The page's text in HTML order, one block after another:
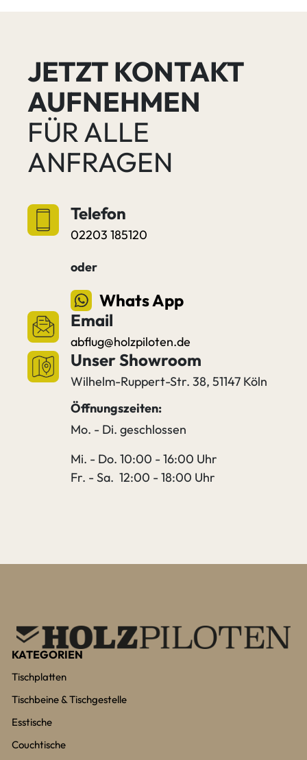
JETZT KONTAKT
AUFNEHMEN
FÜR ALLE
ANFRAGEN
Telefon
02203 185120
oder
Whats App
Email
abflug@holzpiloten.de
Unser Showroom
Wilhelm-Ruppert-Str. 38, 51147 Köln
Öffnungszeiten:
Mo. - Di. geschlossen
Mi. - Do. 10:00 - 16:00 Uhr
Fr. - Sa. 12:00 - 18:00 Uhr
KATEGORIEN
Tischplatten
Tischbeine & Tischgestelle
Esstische
Couchtische